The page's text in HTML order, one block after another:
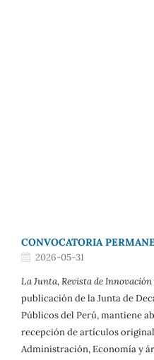
CONVOCATORIA
2026-05-31
La Junta, Revista de
publicación de la Junta de
Públicos del Perú, mantiene
recepción de artículos
Administración, Economía y